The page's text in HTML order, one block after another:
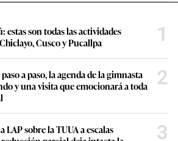
estas son todas las actividades
Cusco y Pucallpa
1
a paso, la agenda de la gimnasta
y una visita que emocionará a toda
2
sobre la TUUA a escalas
3